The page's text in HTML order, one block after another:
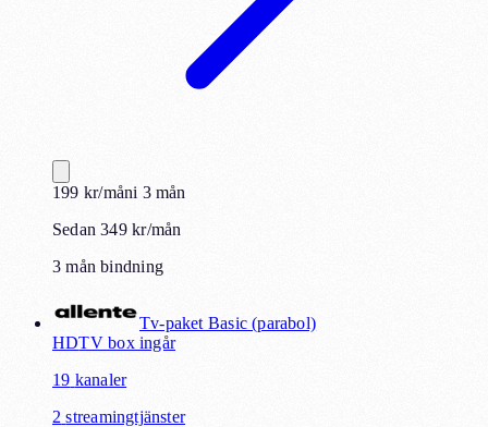
199 kr/måni 3 mån
Sedan 349 kr/mån
3 mån bindning
Tv-paket Basic (parabol)
HDTV box ingår
19 kanaler
2 streamingtjänster